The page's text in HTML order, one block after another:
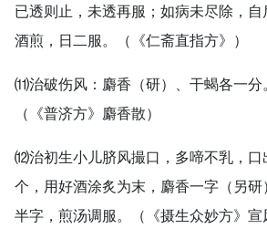
已透则止，未透再服；如病未尽除，自
酒煎，日二服。（《仁斋直指方》）
⑾治破伤风：麝香（研）、干蝎各一分
（《普济方》麝香散）
⑿治初生小儿脐风撮口，多啼不乳，口
个，用好酒涂炙为末，麝香一字（另
半字，煎汤调服。（《摄生众妙方》宣